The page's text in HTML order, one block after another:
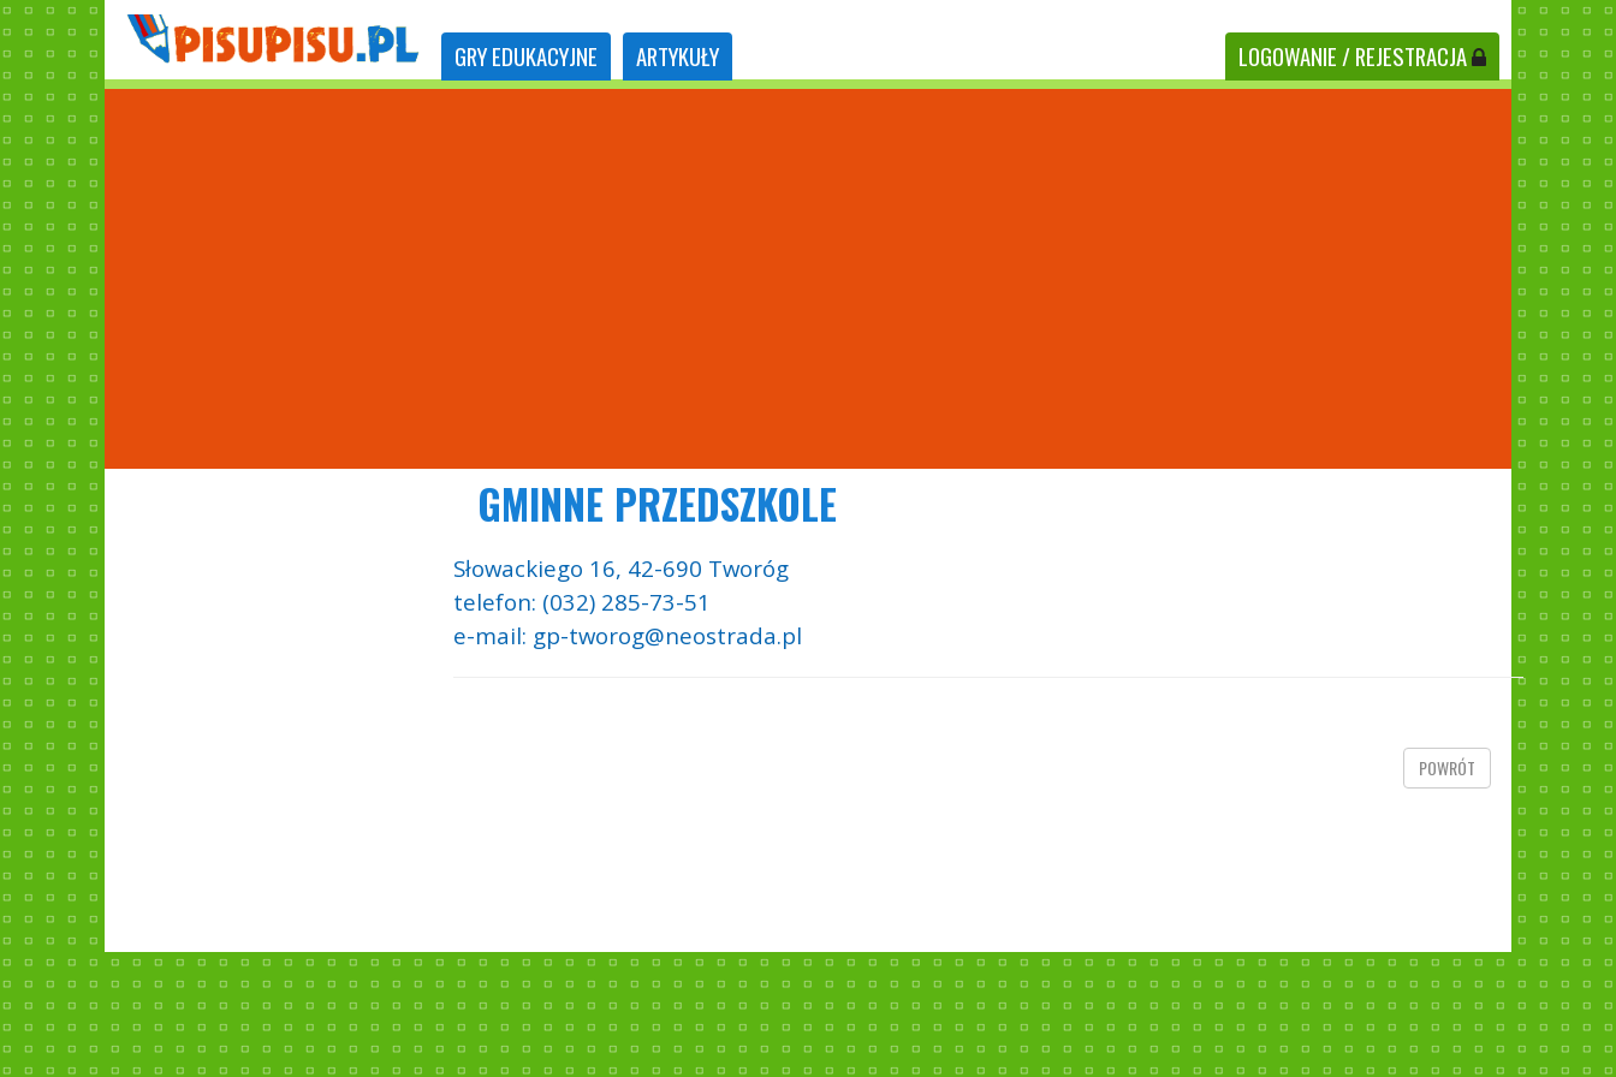
GRYEDUKACYJNE ARTYKUŁY LOGOWANIE / REJESTRACJA
GMINNE PRZEDSZKOLE
Słowackiego 16, 42-690 Tworóg
telefon: (032) 285-73-51
e-mail: gp-tworog@neostrada.pl
POWRÓT